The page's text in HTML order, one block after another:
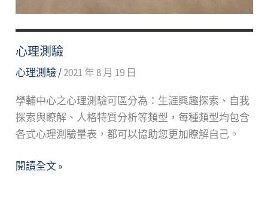
心理測驗
心理測驗/2021 年 8 月 19 日
學輔中心之心理測驗可區分為：生涯興趣探索、自我
探索與瞭解、人格特質分析等類型，每種類型均包含
各式心理測驗量表，都可以協助您更加瞭解自己。
心
閱讀全文 »